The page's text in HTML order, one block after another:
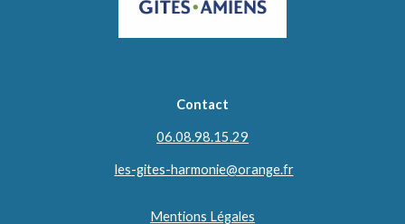
Contact
06.08.98.15.29
les-gites-harmonie@orange.fr
Mentions Légales